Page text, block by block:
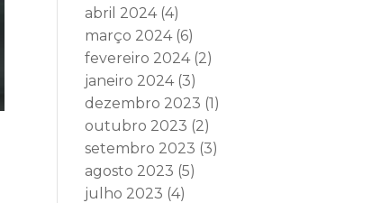
abril 2024(4)
março 2024(6)
fevereiro 2024(2)
janeiro 2024(3)
dezembro 2023 (1)
outubro 2023 (2)
setembro 2023 (3)
agosto 2023 (5)
julho 2023 (4)